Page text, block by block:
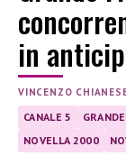
in
VINCENZO
CANALE 5
NOVELLA 2000